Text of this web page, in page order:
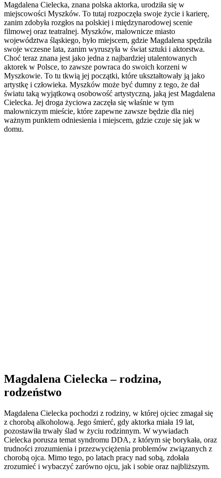
Magdalena Cielecka, znana polska aktorka, urodziła się w
miejscowości Myszków. To tutaj rozpoczęła swoje życie i karierę,
zanim zdobyła rozgłos na polskiej i międzynarodowej scenie
filmowej oraz teatralnej. Myszków, malownicze miasto
województwa śląskiego, było miejscem, gdzie Magdalena spędziła
swoje wczesne lata, zanim wyruszyła w świat sztuki i aktorstwa.
Choć teraz znana jest jako jedna z najbardziej utalentowanych
aktorek w Polsce, to zawsze powraca do swoich korzeni w
Myszkowie. To tu tkwią jej początki, które ukształtowały ją jako
artystkę i człowieka. Myszków może być dumny z tego, że dał
światu taką wyjątkową osobowość artystyczną, jaką jest Magdalena
Cielecka. Jej droga życiowa zaczęła się właśnie w tym
malowniczym mieście, które zapewne zawsze będzie dla niej
ważnym punktem odniesienia i miejscem, gdzie czuje się jak w
domu.
Magdalena Cielecka – rodzina,
rodzeństwo
Magdalena Cielecka pochodzi z rodziny, w której ojciec zmagał się
z chorobą alkoholową. Jego śmierć, gdy aktorka miała 19 lat,
pozostawiła trwały ślad w życiu rodzinnym. W wywiadach
Cielecka porusza temat syndromu DDA, z którym się borykała, oraz
trudności zrozumienia i przezwyciężenia problemów związanych z
chorobą ojca. Mimo tego, po latach pracy nad sobą, zdołała
zrozumieć i wybaczyć zarówno ojcu, jak i sobie oraz najbliższym.